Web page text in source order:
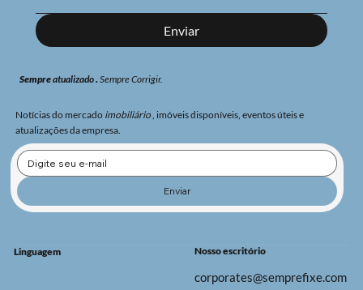
Linguagem Nosso escritório
corporates@semprefixe.com
Notícias do mercado imobiliário, imóveis disponíveis, eventos úteis e
atualizações da empresa.
Enviar
Sempreatualizado. SempreCorrigir.
Enviar